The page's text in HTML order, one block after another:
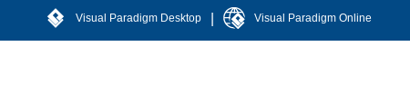
Visual Paradigm Desktop Visual Paradigm Online